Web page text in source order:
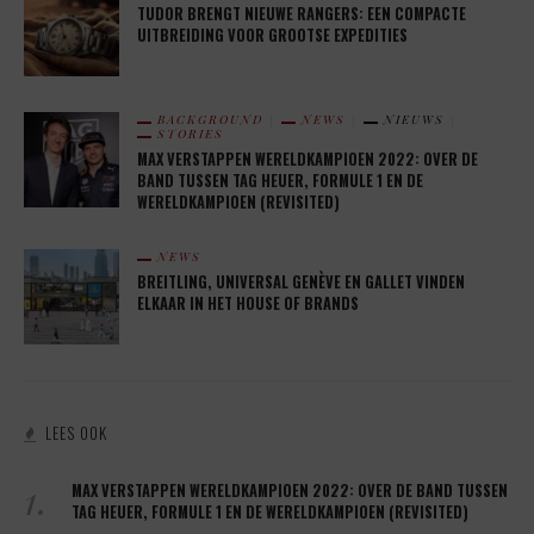
TUDOR BRENGT NIEUWE RANGERS: EEN COMPACTE
UITBREIDING VOOR GROOTSE EXPEDITIES
BACKGROUND NEWS
NIEUWS
STORIES
MAX VERSTAPPEN WERELDKAMPIOEN 2022: OVER DE
BAND TUSSEN TAG HEUER, FORMULE 1 EN DE
WERELDKAMPIOEN (REVISITED)
NEWS
BREITLING, UNIVERSAL GENÈVE EN GALLET VINDEN
ELKAAR IN HET HOUSE OF BRANDS
LEES OOK
1.
MAX VERSTAPPEN WERELDKAMPIOEN 2022: OVER DE BAND TUSSEN
TAG HEUER, FORMULE 1 EN DE WERELDKAMPIOEN (REVISITED)